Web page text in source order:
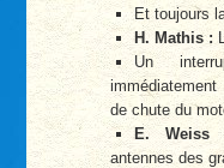
Et toujours
H. Mathis :
Un
de chute du
E. Weiss
antennes des